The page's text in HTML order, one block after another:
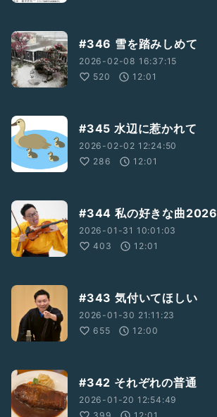
#346 雪を踏みしめて
2026-02-08 16:37:15
520
12:01
#345 水辺に惹かれて
2026-02-02 12:24:50
286
12:01
#344 私の好きな曲2026
2026-01-31 10:01:03
403
12:01
#343 気付いてほしい
2026-01-30 21:11:23
655
12:00
#342 それぞれの普通
2026-01-20 12:54:49